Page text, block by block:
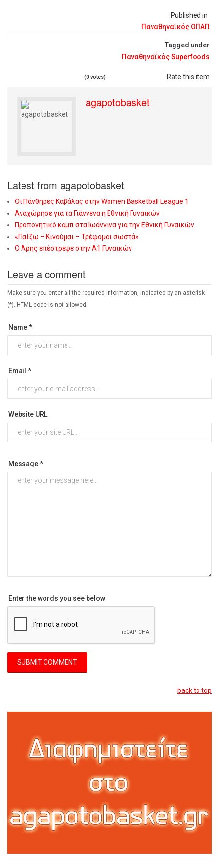
Published in
Παναθηναϊκός ΟΠΑΠ
Tagged under
Παναθηναϊκός Superfoods
Rate this item
(0 votes)
agapotobasket
Latest from agapotobasket
Οι Πάνθηρες Καβάλας στην Women Basketball League 1
Αναχώρησε για τα Γιάννενα η Εθνική Γυναικών
Προπονητικό καμπ στα Ιωάννινα για την Εθνική Γυναικών
«Παίζω – Κινούμαι – Τρέφομαι σωστά»
Ο Άρης επέστρεψε στην Α1 Γυναικών
Leave a comment
Make sure you enter all the required information, indicated by an asterisk
(*). HTML code is not allowed.
Name *
Email *
Website URL
Message *
Enter the words you see below
back to top